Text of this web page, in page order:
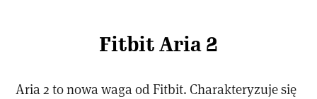
Fitbit Aria 2
Aria 2 to nowa waga od Fitbit. Charakteryzuje się